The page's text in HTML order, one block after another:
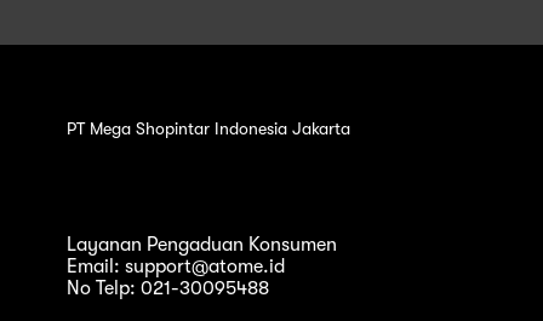
PT Mega Shopintar Indonesia Jakarta
Layanan Pengaduan Konsumen
Email: support@atome.id
No Telp: 021-30095488